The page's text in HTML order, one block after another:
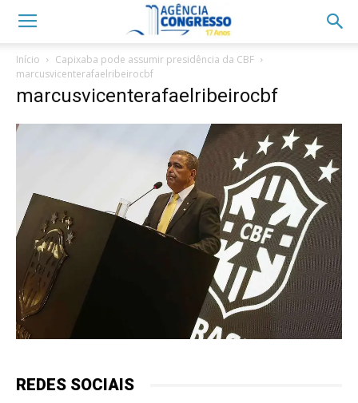
Início
Capixaba pode assumir presidência da CBF
marcusvicenterafaelribeirocbf
marcusvicenterafaelribeirocbf
REDES SOCIAIS